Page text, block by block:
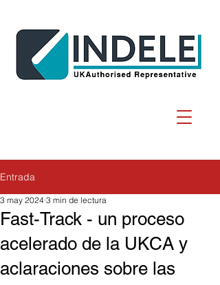
Entrada
Fast-Track - un proceso
acelerado de la UKCA y
aclaraciones sobre las
3 may 2024 3 min de lectura